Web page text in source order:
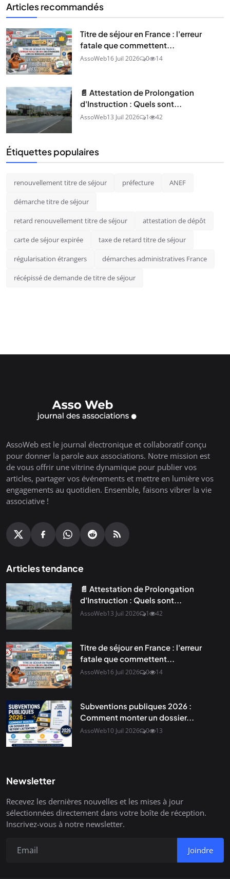
Articles recommandés
Titre de séjour en France : l'erreur
fatale que commettent...
AssoWeb16 Juil 2026 0 14
📄 Attestation de Prolongation
d'Instruction : Quels sont...
AssoWeb13 Juil 2026 1 42
Étiquettes populaires
renouvellement titre de séjour préfecture ANEF
démarche titre de séjour
retard renouvellement titre de séjour attestation de dépôt
carte de séjour expirée taxe de retard titre de séjour
régularisation étrangers démarches administratives France
récépissé de demande de titre de séjour
AssoWeb est le journal électronique et collaboratif conçu
pour donner la parole aux associations. Notre mission est
de vous offrir une vitrine dynamique pour publier vos
articles, partager vos événements et mettre en lumière vos
engagements au quotidien. Ensemble, faisons vibrer la vie
associative !
Articles tendance
📄 Attestation de Prolongation
d'Instruction : Quels sont...
AssoWeb13 Juil 2026 1 42
Titre de séjour en France : l'erreur
fatale que commettent...
AssoWeb16 Juil 2026 0 14
Subventions publiques 2026 :
Comment monter un dossier...
AssoWeb10 Juil 2026 0 13
Newsletter
Recevez les dernières nouvelles et les mises à jour
sélectionnées directement dans votre boîte de réception.
Inscrivez-vous à notre newsletter.
Joindre